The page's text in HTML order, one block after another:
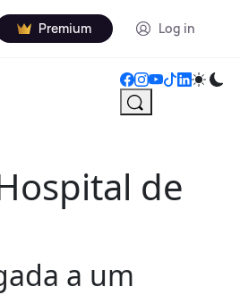
Premium Log in
de
a um